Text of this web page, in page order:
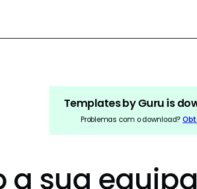
Templates by Guru is
Problemas com o download?
a sua